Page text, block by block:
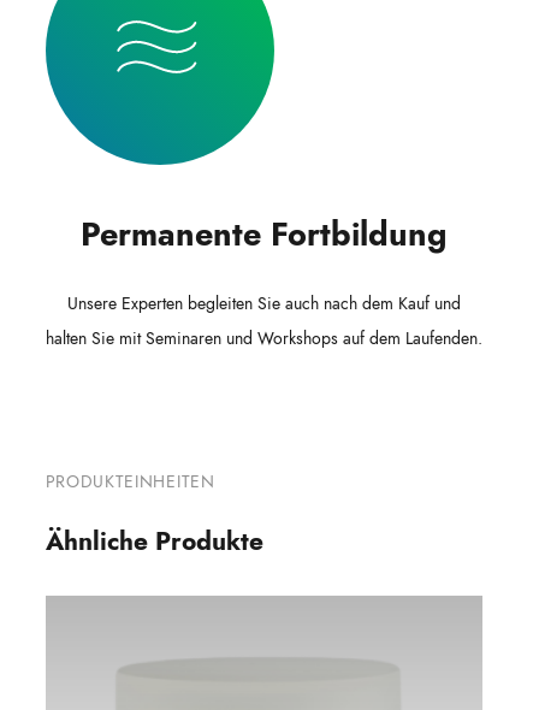
PRODUKTEINHEITEN
Ähnliche Produkte
Permanente Fortbildung
Unsere Experten begleiten Sie auch nach dem Kauf und
halten Sie mit Seminaren und Workshops auf dem Laufenden.